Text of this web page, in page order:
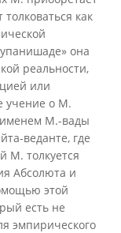
как
она
реальности,
или
учение о М.
именем М.-вады
веданте, где
М. толкуется
Абсолюта и
этой
есть не
эмпирического